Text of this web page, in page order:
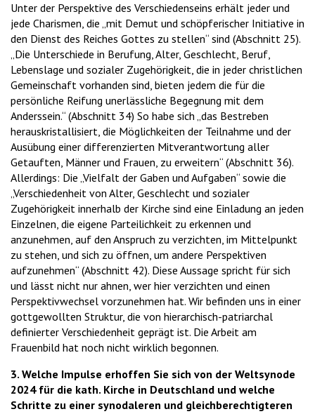
Unter der Perspektive des Verschiedenseins erhält jeder und
jede Charismen, die „mit Demut und schöpferischer Initiative in
den Dienst des Reiches Gottes zu stellen“ sind (Abschnitt 25).
„Die Unterschiede in Berufung, Alter, Geschlecht, Beruf,
Lebenslage und sozialer Zugehörigkeit, die in jeder christlichen
Gemeinschaft vorhanden sind, bieten jedem die für die
persönliche Reifung unerlässliche Begegnung mit dem
Anderssein.“ (Abschnitt 34) So habe sich „das Bestreben
herauskristallisiert, die Möglichkeiten der Teilnahme und der
Ausübung einer differenzierten Mitverantwortung aller
Getauften, Männer und Frauen, zu erweitern“ (Abschnitt 36).
Allerdings: Die „Vielfalt der Gaben und Aufgaben“ sowie die
„Verschiedenheit von Alter, Geschlecht und sozialer
Zugehörigkeit innerhalb der Kirche sind eine Einladung an jeden
Einzelnen, die eigene Parteilichkeit zu erkennen und
anzunehmen, auf den Anspruch zu verzichten, im Mittelpunkt
zu stehen, und sich zu öffnen, um andere Perspektiven
aufzunehmen“ (Abschnitt 42). Diese Aussage spricht für sich
und lässt nicht nur ahnen, wer hier verzichten und einen
Perspektivwechsel vorzunehmen hat. Wir befinden uns in einer
gottgewollten Struktur, die von hierarchisch-patriarchal
definierter Verschiedenheit geprägt ist. Die Arbeit am
Frauenbild hat noch nicht wirklich begonnen.
3. Welche Impulse erhoffen Sie sich von der Weltsynode
2024 für die kath. Kirche in Deutschland und welche
Schritte zu einer synodaleren und gleichberechtigteren